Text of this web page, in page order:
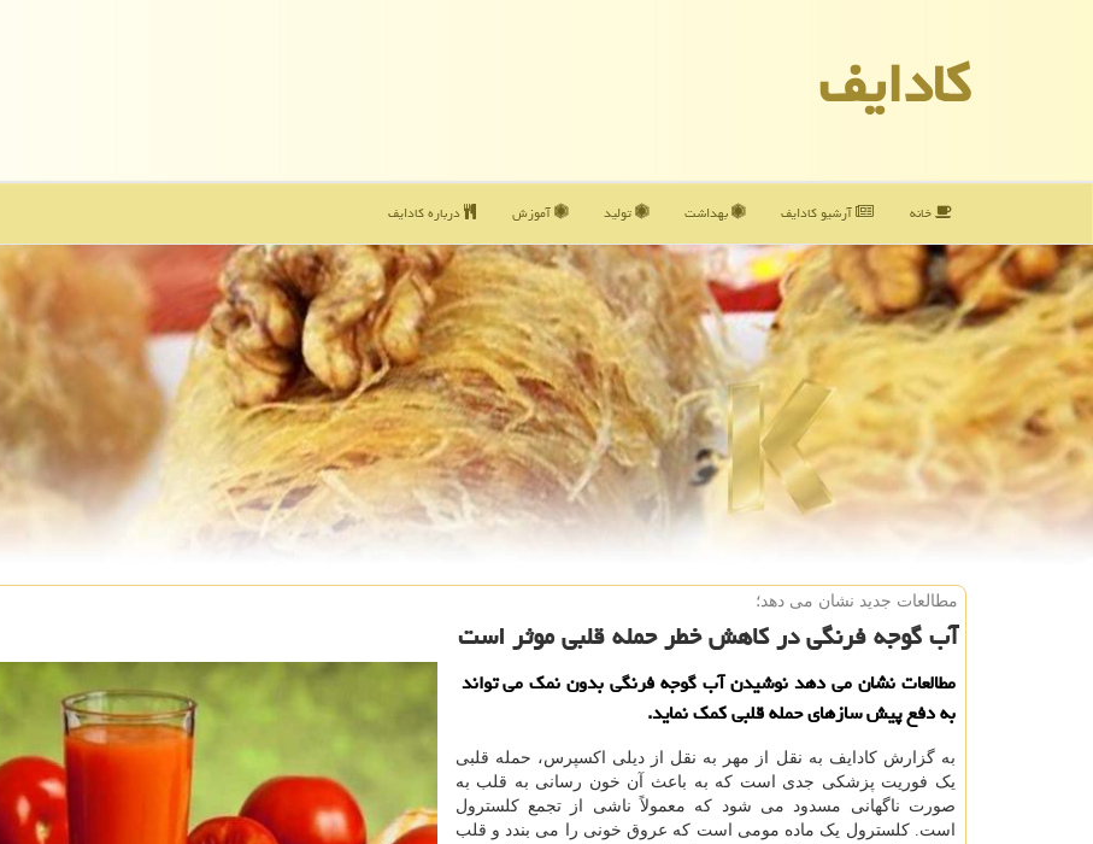
كادایف
خانه آرشیو كادایف بهداشت تولید آموزش درباره كادایف
مطالعات جدید نشان می دهد؛
آب گوجه فرنگی در كاهش خطر حمله قلبی موثر است
مطالعات نشان می دهد نوشیدن آب گوجه فرنگی بدون نمک می تواند
به دفع پیش سازهای حمله قلبی کمک نماید.
به گزارش کادایف به نقل از مهر به نقل از دیلی اکسپرس، حمله قلبی
یک فوریت پزشکی جدی است که به باعث آن خون رسانی به قلب به
صورت ناگهانی مسدود می شود که معمولاً ناشی از تجمع کلسترول
است. کلسترول یک ماده مومی است که عروق خونی را می بندد و قلب